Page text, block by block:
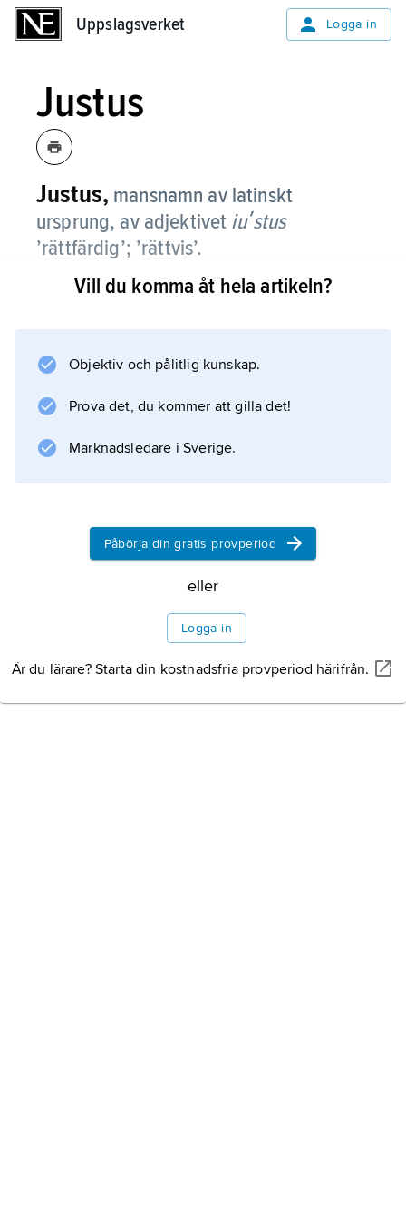
Uppslagsverket Logga in
Justus
Justus, mansnamn av latinskt
ursprung, av adjektivet iuʹstus
’rättfärdig’; ’rättvis’.
Namnet har funnits i svenskan sedan 1630-
Information om artikeln
Vill du komma åt hela artikeln?
Objektiv och pålitlig kunskap.
Prova det, du kommer att gilla det!
Marknadsledare i Sverige.
Påbörja din gratis provperiod
eller
Logga in
Är du lärare? Starta din kostnadsfria provperiod härifrån.